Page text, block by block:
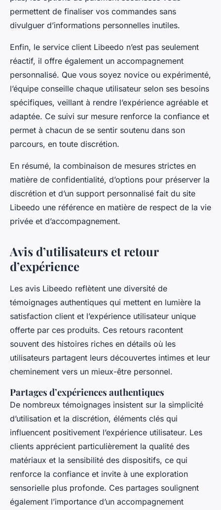
permettent de finaliser vos commandes sans
divulguer d’informations personnelles inutiles.
Enfin, le service client Libeedo n’est pas seulement
réactif, il offre également un accompagnement
personnalisé. Que vous soyez novice ou expérimenté,
l’équipe conseille chaque utilisateur selon ses besoins
spécifiques, veillant à rendre l’expérience agréable et
adaptée. Ce suivi sur mesure renforce la confiance et
permet à chacun de se sentir soutenu dans son
parcours, en toute discrétion.
En résumé, la combinaison de mesures strictes en
matière de confidentialité, d’options pour préserver la
discrétion et d’un support personnalisé fait du site
Libeedo une référence en matière de respect de la vie
privée et d’accompagnement.
Avis d’utilisateurs et retour
d’expérience
Les avis Libeedo reflètent une diversité de
témoignages authentiques qui mettent en lumière la
satisfaction client et l’expérience utilisateur unique
offerte par ces produits. Ces retours racontent
souvent des histoires riches en détails où les
utilisateurs partagent leurs découvertes intimes et leur
cheminement vers un mieux-être personnel.
Partages d’expériences authentiques
De nombreux témoignages insistent sur la simplicité
d’utilisation et la discrétion, éléments clés qui
influencent positivement l’expérience utilisateur. Les
clients apprécient particulièrement la qualité des
matériaux et la sensibilité des dispositifs, ce qui
renforce la confiance et invite à une exploration
sensorielle plus profonde. Ces partages soulignent
également l’importance d’un accompagnement